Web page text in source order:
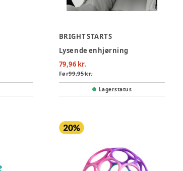
BRIGHT STARTS
Lysende enhjørning
79,96 kr.
Før99,95 kr.
Lagerstatus